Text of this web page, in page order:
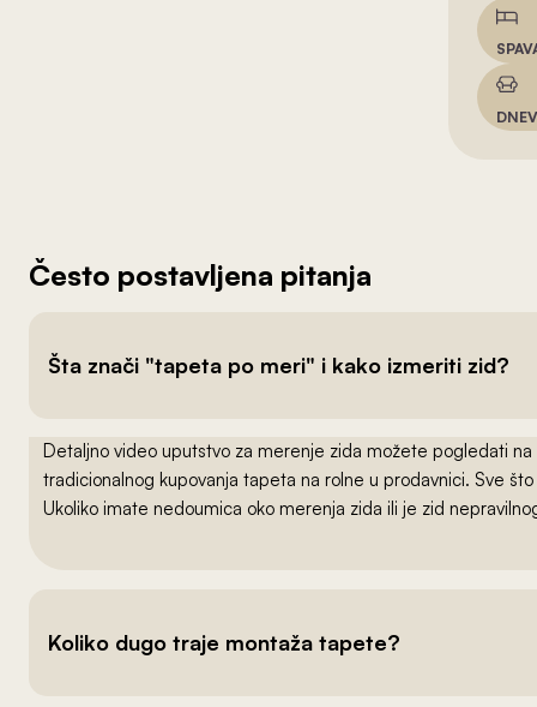
Često postavljena pitanja
Šta znači "tapeta po meri" i kako izmeriti zid?
Detaljno video uputstvo za merenje zida možete pogledati na
tradicionalnog kupovanja tapeta na rolne u prodavnici. Sve
Ukoliko imate nedoumica oko merenja zida ili je zid
Koliko dugo traje montaža tapete?